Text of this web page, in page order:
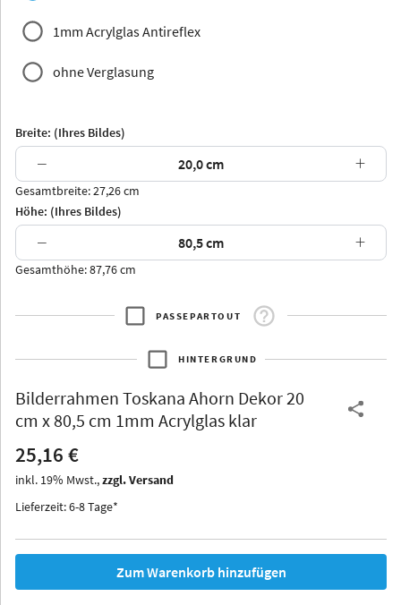
Jersey Dauphine
Arran Luzern
Thurgau
Iowa
1mm Acrylglas Antireflex
ohne Verglasung
Breite: (Ihres Bildes)
− +
Gesamtbreite: 27,26 cm
Höhe: (Ihres Bildes)
− +
Gesamthöhe: 87,76 cm
PASSEPARTOUT
HINTERGRUND
Bilderrahmen Toskana Ahorn Dekor 20
cm x 80,5 cm 1mm Acrylglas klar
25,16 €
inkl. 19% Mwst.,zzgl. Versand
Lieferzeit: 6-8 Tage*
Zum Warenkorb hinzufügen